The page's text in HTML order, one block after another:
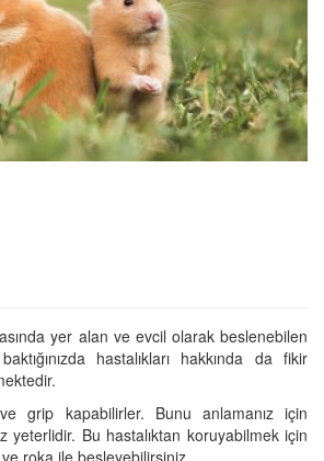
yer alan ve evcil olarak beslenebilen
hastalıkları hakkında da fikir
grip kapabilirler. Bunu anlamanız için
yeterlidir. Bu hastalıktan koruyabilmek için
roka ile besleyebilirsiniz.